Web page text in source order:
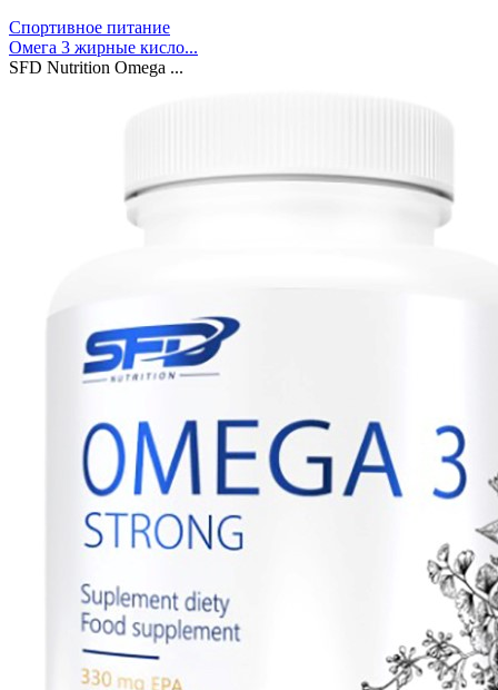
Спортивное питание
Омега 3 жирные кисло...
SFD Nutrition Omega ...